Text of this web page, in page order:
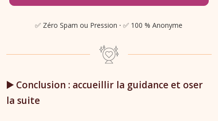
✅ Zéro Spam ou Pression ·✅ 100 % Anonyme
▶️ Conclusion : accueillir la guidance et oser
la suite